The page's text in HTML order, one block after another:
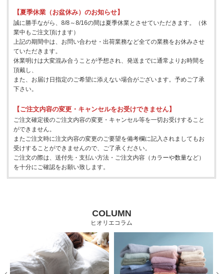
【夏季休業（お盆休み）のお知らせ】
誠に勝手ながら、8/8～8/16の間は夏季休業とさせていただきます。（休
業中もご注文頂けます）
上記の期間中は、お問い合わせ・出荷業務など全ての業務をお休みさせ
ていただきます。
休業明けは大変混み合うことが予想され、発送までに通常よりお時間を
頂戴し、
また、お届け日指定のご希望に添えない場合がございます。予めご了承
下さい。
【ご注文内容の変更・キャンセルをお受けできません】
ご注文確定後のご注文内容の変更・キャンセル等を一切お受けすること
ができません。
またご注文時に注文内容の変更のご要望を備考欄に記入されましてもお
受けすることができませんので、ご了承ください。
ご注文の際は、送付先・支払い方法・ご注文内容（カラーや数量など）
を十分にご確認をお願い致します。
COLUMN
ヒオリエコラム